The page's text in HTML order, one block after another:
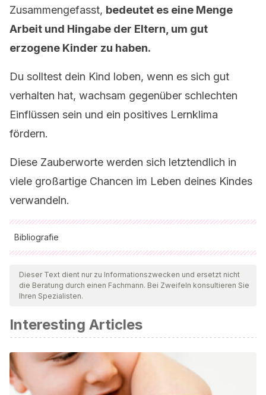
Zusammengefasst, bedeutet es eine Menge
Arbeit und Hingabe der Eltern, um gut
erzogene Kinder zu haben.
Du solltest dein Kind loben, wenn es sich gut
verhalten hat, wachsam gegenüber schlechten
Einflüssen sein und ein positives Lernklima
fördern.
Diese Zauberworte werden sich letztendlich in
viele großartige Chancen im Leben deines Kindes
verwandeln.
Bibliografie
Alle zitierten Quellen wurden von unserem Team gründlich
geprüft, um deren Qualität, Verlässlichkeit, Aktualität und
Gültigkeit zu gewährleisten. Die Bibliographie dieses Artikels
präzise angesehen.
Bowlby, J.(1986).Vínculos afectivos: formación, desarrollo
y pérdida.Madrid: Morata.
(1995).Teoría del apego.
Lebovici, Weil-
HalpernF.
Dieser Text dient nur zu Informationszwecken und ersetzt nicht
die Beratung durch einen Fachmann. Bei Zweifeln konsultieren Sie
Ihren Spezialisten.
Interesting Articles